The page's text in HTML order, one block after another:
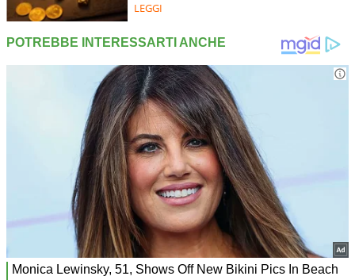
LEGGI